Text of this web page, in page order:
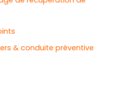
& conduite préventive